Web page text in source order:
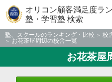
オリコン顧客満足度ラ
塾・学習塾 検索
塾、スクールのランキング・比較 校
お花茶屋周辺の校舎一覧
お花茶屋